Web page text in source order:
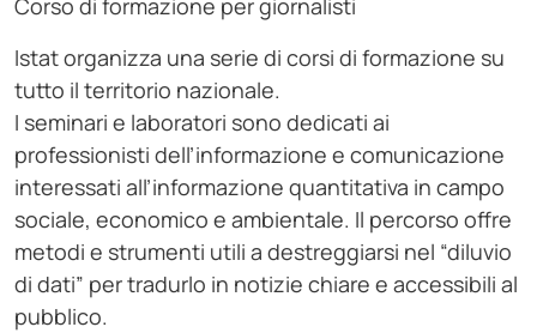
Corso di formazione per giornalisti
Istat organizza una serie di corsi di formazione su
tutto il territorio nazionale.
I seminari e laboratori sono dedicati ai
professionisti dell’informazione e comunicazione
interessati all’informazione quantitativa in campo
sociale, economico e ambientale. Il percorso offre
metodi e strumenti utili a destreggiarsi nel “diluvio
di dati” per tradurlo in notizie chiare e accessibili al
pubblico.